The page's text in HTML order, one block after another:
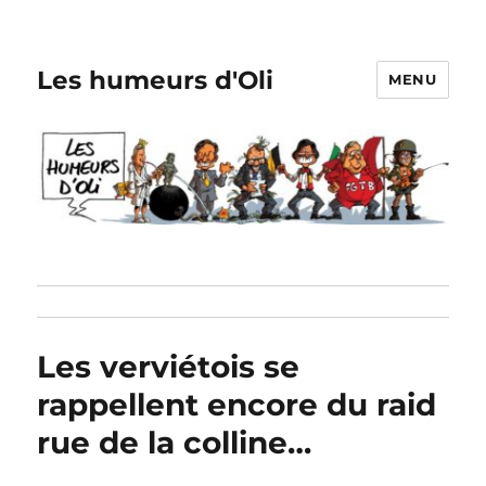
Les humeurs d'Oli MENU
Les verviétois se
rappellent encore du raid
rue de la colline…